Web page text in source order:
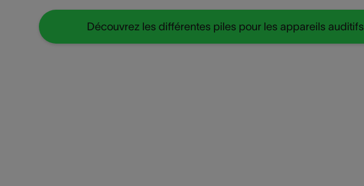
Découvrez les différentes piles pour les appareils auditifs